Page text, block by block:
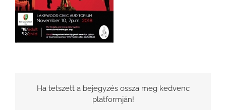
Ha tetszett a bejegyzés ossza meg kedvenc
platformján!